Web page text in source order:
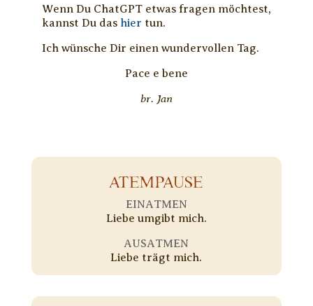
Wenn Du ChatGPT etwas fragen möchtest,
kannst Du das hier tun.
Ich wünsche Dir einen wundervollen Tag.
Pace e bene
br. Jan
ATEMPAUSE
EINATMEN
Liebe umgibt mich.
AUSATMEN
Liebe trägt mich.